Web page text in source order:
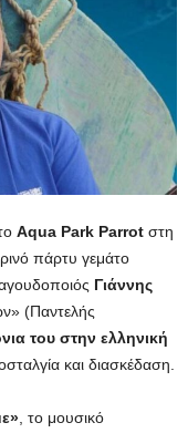
Aqua Park Parrot στη
πάρτυ γεμάτο
Γιάννης
(Παντελής
του στην ελληνική
και διασκέδαση.
, το μουσικό